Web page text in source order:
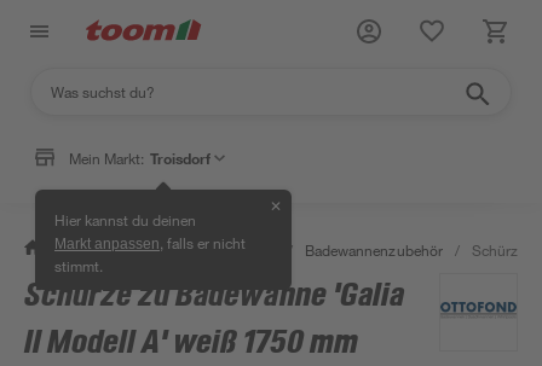
Mein Markt: Troisdorf
Hier kannst du deinen
Markt anpassen , falls er nicht
stimmt.
✕
/ Bad & Sanitär / Badewannen / Badewannenzubehör / Schürze
Schürze zu Badewanne 'Galia
II Modell A' weiß 1750 mm